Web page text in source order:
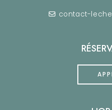
contact-